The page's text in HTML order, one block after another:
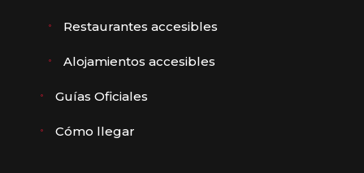
Restaurantes accesibles
Alojamientos accesibles
Guías Oficiales
Cómo llegar